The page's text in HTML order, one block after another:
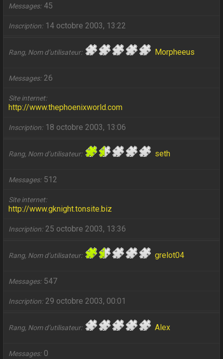
Messages 45
Inscription 14 octobre 2003, 13:22
Rang, Nom d’utilisateur Morpheeus
Messages 26
Site internet
http://www.thephoenixworld.com
Inscription 18 octobre 2003, 13:06
Rang, Nom d’utilisateur seth
Messages 512
Site internet
http://www.gknight.tonsite.biz
Inscription 25 octobre 2003, 13:36
Rang, Nom d’utilisateur grelot04
Messages 547
Inscription 29 octobre 2003, 00:01
Rang, Nom d’utilisateur Alex
Messages 0